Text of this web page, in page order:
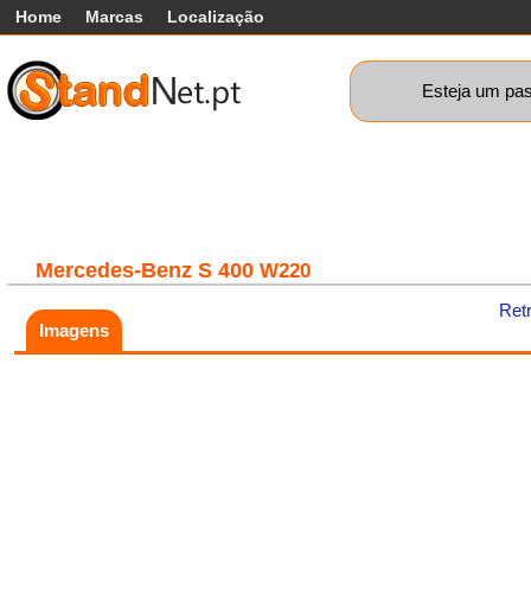
Home Marcas Localização
Esteja um
Mercedes-Benz S 400 W220
Imagens